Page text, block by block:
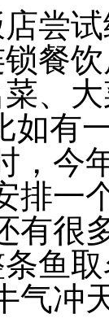
试
餐
、
如有
，今
排一
有很
鱼
气冲